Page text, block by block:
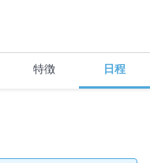
特徴 日程